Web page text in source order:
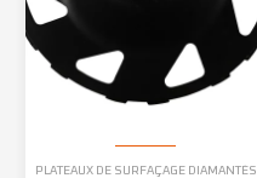
PLATEAUX DE SURFAÇAGE DIAMANTÉS